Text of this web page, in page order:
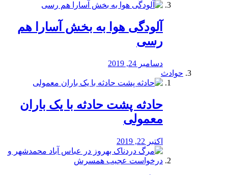
آلودگی هوا به بخش آسارا هم
رسی
دسامبر 24, 2019
حوادث
️حادثه پشت حادثه با یک باران
معمولی
اکتبر 22, 2019